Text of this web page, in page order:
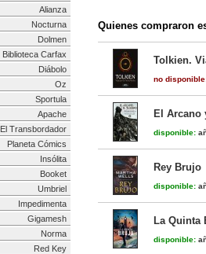
Alianza
Nocturna
Dolmen
Biblioteca Carfax
Diábolo
Oz
Sportula
Apache
El Transbordador
Planeta Cómics
Insólita
Booket
Umbriel
Impedimenta
Gigamesh
Norma
Red Key
Quienes compraron
Tolkien.
no
El Arcano
disponible:
Rey Brujo
disponible:
La Quinta
disponible: